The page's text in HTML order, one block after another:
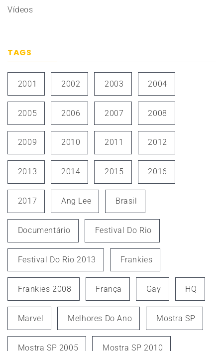
Vídeos
TAGS
2001 2002 2003 2004
2005 2006 2007 2008
2009 2010 2011 2012
2013 2014 2015 2016
2017 Ang Lee Brasil
Documentário Festival Do Rio
Festival Do Rio 2013 Frankies
Frankies 2008 França Gay HQ
Marvel Melhores Do Ano Mostra SP
Mostra SP 2005 Mostra SP 2010